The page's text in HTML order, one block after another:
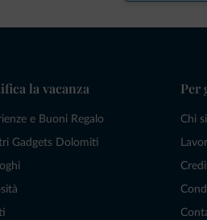
la vacanza
e Buoni Regalo
Gadgets Dolomiti
Per
Chi